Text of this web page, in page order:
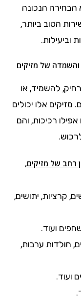
הבחירה הנכונה
הטוב ביותר,
וביעילות.
של מזיקים
להשמיד, או
אלו יכולים
אפילו רכיכות, והם
רחב של מזיקים,
קרציות, יתושים,
ועוד.
חולדות ערבות,
ועוד.